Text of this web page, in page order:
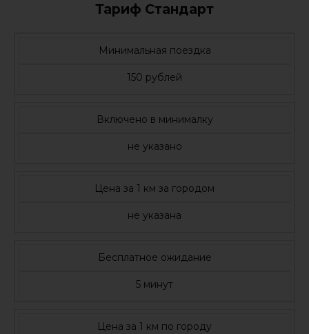
Тариф Стандарт
Минимальная поездка
150 рублей
Включено в минималку
не указано
Цена за 1 км за городом
не указана
Бесплатное ожидание
5 минут
Цена за 1 км по городу